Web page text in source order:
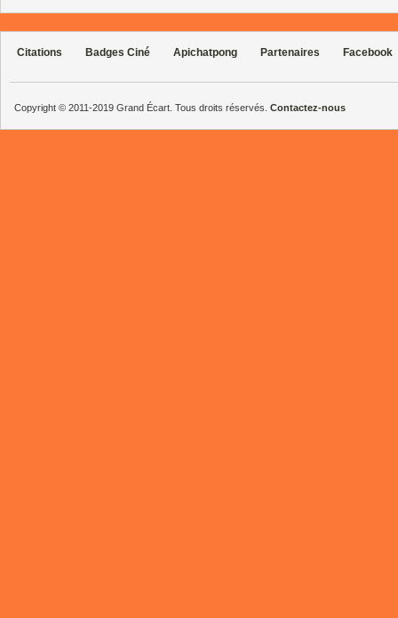
Citations Badges Ciné Apichatpong Partenaires Facebook
Copyright © 2011-2019 Grand Écart. Tous droits réservés. Contactez-nous